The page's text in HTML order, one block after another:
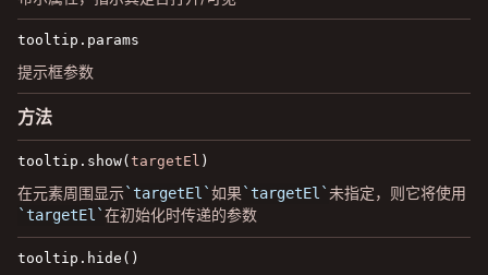
tooltip.params
提示框参数
方法
tooltip.show( targetEl )
在元素周围显示 targetEl 如果 targetEl 未指定，则它将使用
targetEl 在初始化时传递的参数
tooltip.hide()